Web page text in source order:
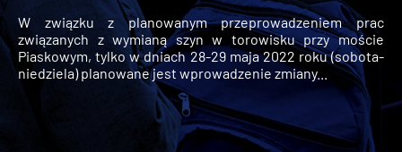
W związku z planowanym przeprowadzeniem prac
związanych z wymianą szyn w torowisku przy moście
Piaskowym, tylko w dniach 28-29 maja 2022 roku (sobota-
niedziela) planowane jest wprowadzenie zmiany...